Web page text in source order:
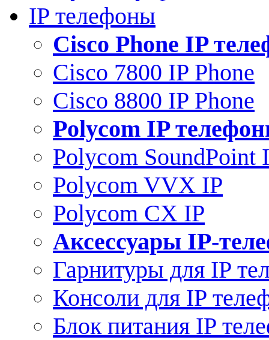
IP телефоны
Сisco Phone IP
Cisco 7800 IP Phone
Cisco 8800 IP Phone
Polycom IP
Polycom SoundPoint
Polycom VVX IP
Polycom CX IP
Аксессуары IP-
Гарнитуры для IP
Консоли для IP
Блок питания IP